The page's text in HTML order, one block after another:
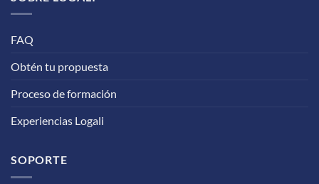
FAQ
Obtén tu propuesta
Proceso de formación
Experiencias Logali
SOPORTE